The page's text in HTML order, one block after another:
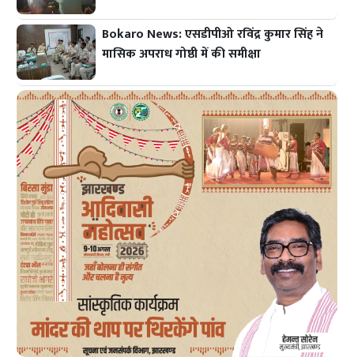
Bokaro News: एसडीपीओ रविंद्र कुमार सिंह ने
मासिक अपराध गोष्ठी में की समीक्षा